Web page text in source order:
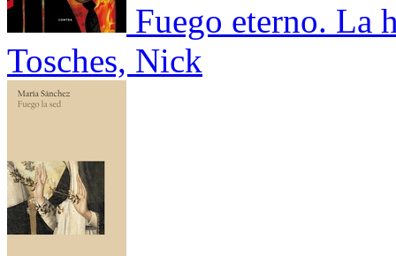
Fuego eterno. La
Tosches, Nick